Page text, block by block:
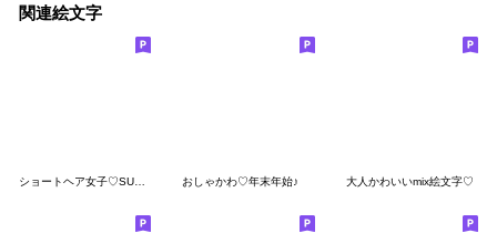
関連絵文字
おしゃかわ♡年末年始♪ 大人かわいいmix絵文字♡